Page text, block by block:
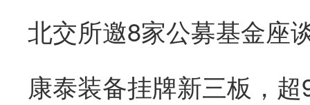
康泰装备挂牌新三板，